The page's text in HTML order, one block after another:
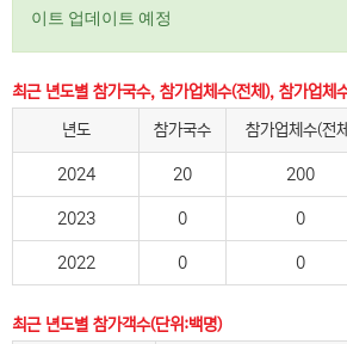
이트 업데이트 예정
최근 년도별 참가국수, 참가업체수(전체), 참가업체
년도
참가국수 참가업체수(전
2024 20 200
2023 0 0
2022 0 0
최근 년도별 참가객수(단위:백명)